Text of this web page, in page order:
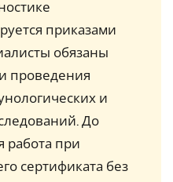
приказами
обязаны
проведения
и
До
работа при
сертификата без